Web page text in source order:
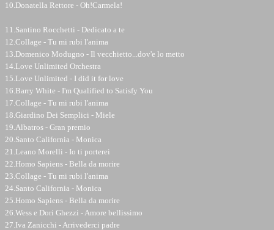
10.Donatella Rettore - Oh!Carmela!
11.Santino Rocchetti - Dedicato a te
12.Collage - Tu mi rubi l'anima
13.Domenico Modugno - Il vecchietto...dov'e lo metto
14.Love Unlimited Orchestra
15.Love Unlimited - I did it for love
16.Barry White - I'm Qualified to Satisfy You
17.Collage - Tu mi rubi l'anima
18.Giardino Dei Semplici - Miele
19.Albatros - Gran premio
20.Santo California - Monica
21.Leano Morelli - Io ti porterei
22.Homo Sapiens - Bella da morire
23.Collage - Tu mi rubi l'anima
24.Santo California - Monica
25.Homo Sapiens - Bella da morire
26.Wess e Dori Ghezzi - Amore bellissimo
27.Iva Zanicchi - Arrivederci padre